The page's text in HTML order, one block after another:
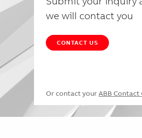
we will contact you
CONTACT US
Or contact your ABB Contact